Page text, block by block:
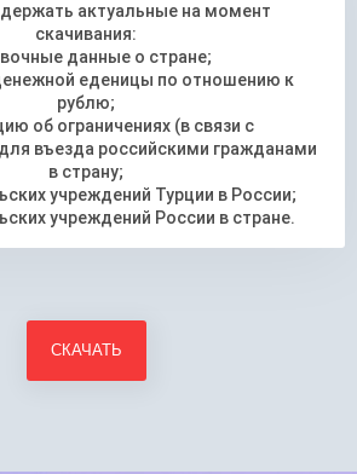
актуальные на момент
скачивания:
данные о стране;
еденицы по отношению к
рублю;
об ограничениях (в связи с
въезда российскими гражданами
в страну;
учреждений Турции в России;
учреждений России в стране.